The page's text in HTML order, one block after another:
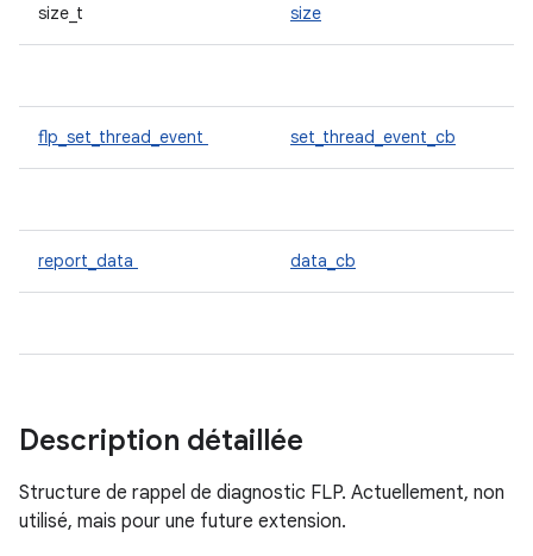
size_t size
flp_set_thread_event set_thread_event_cb
report_data data_cb
Description détaillée
Structure de rappel de diagnostic FLP. Actuellement, non
utilisé, mais pour une future extension.